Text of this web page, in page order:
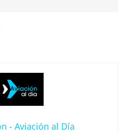
- Aviación al Día